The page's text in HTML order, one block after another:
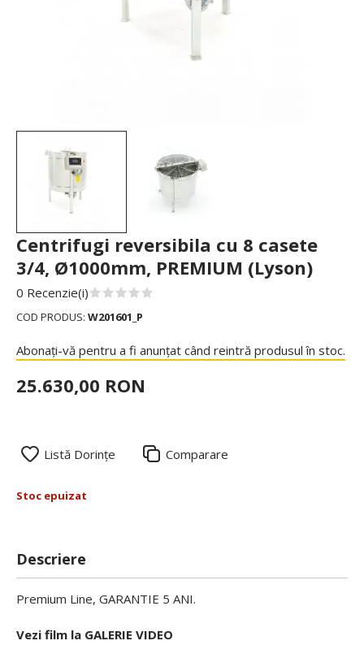
Centrifugi reversibila cu 8 casete
3/4, Ø1000mm, PREMIUM (Lyson)
0 Recenzie(i)
COD PRODUS: W201601_P
Abonați-vă pentru a fi anunțat când reintră produsul în stoc.
25.630,00 RON
Listă Dorințe Comparare
Stoc epuizat
Descriere
Premium Line, GARANTIE 5 ANI.
Vezi film la GALERIE VIDEO